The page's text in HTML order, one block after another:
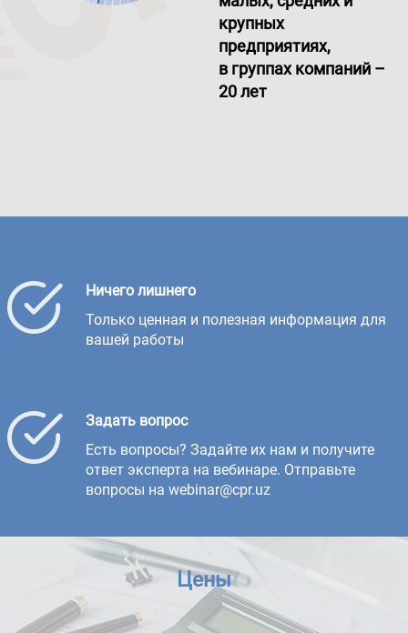
крупных
предприятиях,
в группах компаний –
20 лет
Ничего лишнего
Только ценная и полезная информация для
вашей работы
Задать вопрос
Есть вопросы? Задайте их нам и получите
ответ эксперта на вебинаре. Отправьте
вопросы на webinar@cpr.uz
Цены